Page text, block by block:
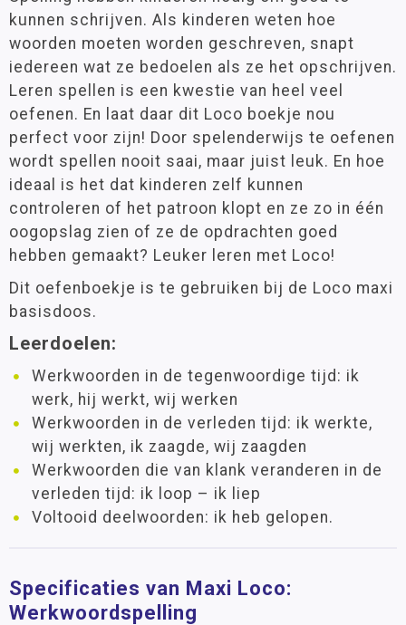
kunnen schrijven. Als kinderen weten hoe
woorden moeten worden geschreven, snapt
iedereen wat ze bedoelen als ze het opschrijven.
Leren spellen is een kwestie van heel veel
oefenen. En laat daar dit Loco boekje nou
perfect voor zijn! Door spelenderwijs te oefenen
wordt spellen nooit saai, maar juist leuk. En hoe
ideaal is het dat kinderen zelf kunnen
controleren of het patroon klopt en ze zo in één
oogopslag zien of ze de opdrachten goed
hebben gemaakt? Leuker leren met Loco!
Dit oefenboekje is te gebruiken bij de Loco maxi
basisdoos.
Leerdoelen:
Werkwoorden in de tegenwoordige tijd: ik
werk, hij werkt, wij werken
Werkwoorden in de verleden tijd: ik werkte,
wij werkten, ik zaagde, wij zaagden
Werkwoorden die van klank veranderen in de
verleden tijd: ik loop – ik liep
Voltooid deelwoorden: ik heb gelopen.
Specificaties van Maxi Loco:
Werkwoordspelling